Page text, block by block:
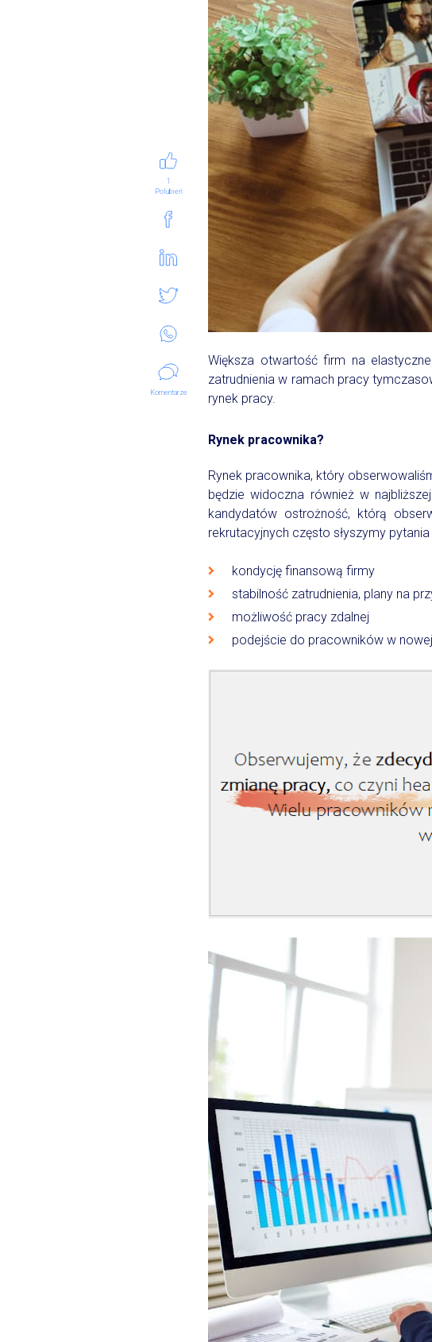
1
Polubień
Komentarze
Większa otwartość firm na
zatrudnienia w ramach pracy
rynek pracy.
Rynek pracownika?
Rynek pracownika, który
będzie widoczna również w
kandydatów ostrożność, którą
rekrutacyjnych często słyszymy pytania
kondycję finansową firmy
stabilność zatrudnienia, plany na
możliwość pracy zdalnej
podejście do pracowników w